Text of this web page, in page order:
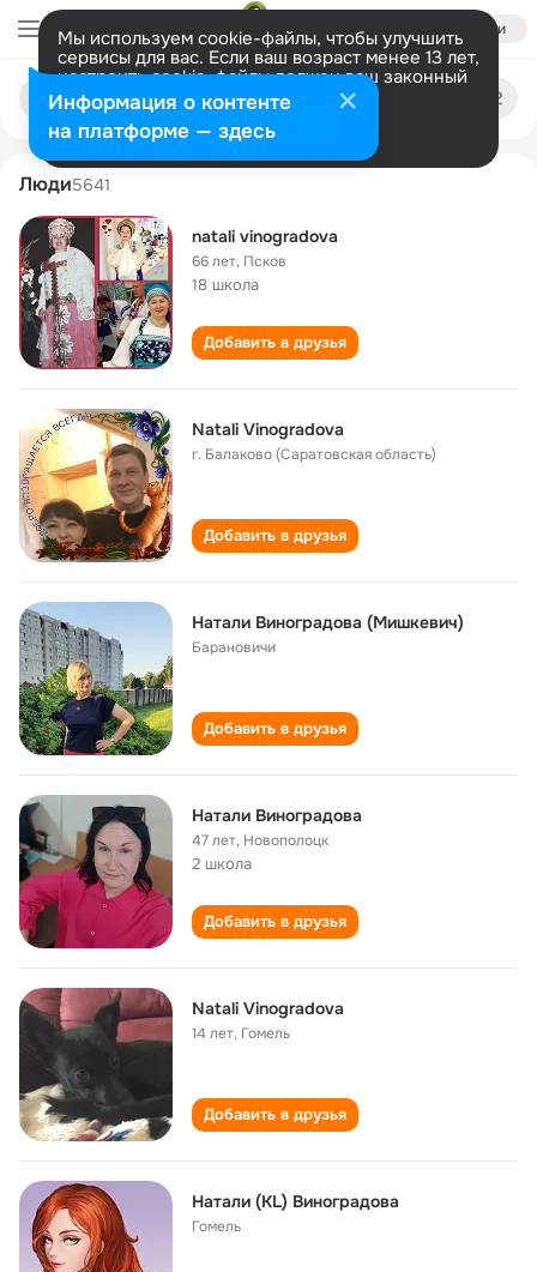
Войти
Мы используем cookie-файлы, чтобы улучшить
сервисы для вас. Если ваш возраст менее 13 лет,
настроить cookie-файлы должен ваш законный
представитель. Больше информации
Разрешить все Настроить
Поиск
людям
natali vinogradova
Люди5641
natali vinogradova
66 лет, Псков
18 школа
Добавить в друзья
Natali Vinogradova
г. Балаково (Саратовская область)
Добавить в друзья
Натали Виноградова (Мишкевич)
Барановичи
Добавить в друзья
Натали Виноградова
47 лет, Новополоцк
2 школа
Добавить в друзья
Natali Vinogradova
14 лет, Гомель
Добавить в друзья
Натали (KL) Виноградова
Гомель
Информация о контенте
на платформе — здесь